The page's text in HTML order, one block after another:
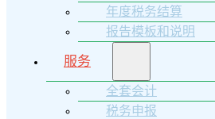
年度税务结算
报告模板和说明
服务
全套会计
税务申报